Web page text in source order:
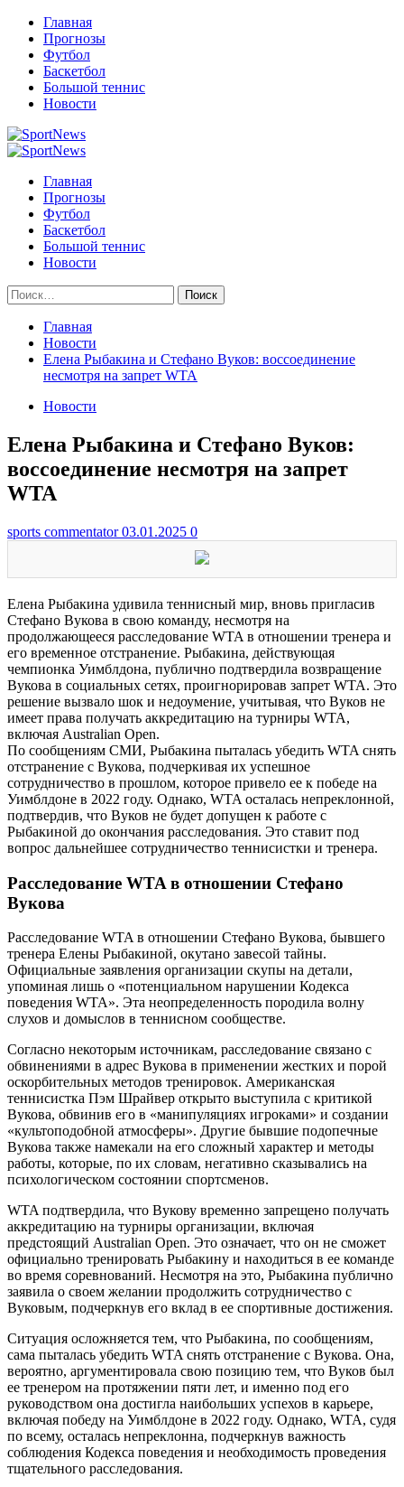
Перейти
содержимому
Главная
Прогнозы
Футбол
Баскетбол
Большой теннис
Новости
Primary
Главная
Прогнозы
Футбол
Баскетбол
Большой теннис
Новости
Найти:
Главная
Новости
Елена Рыбакина и Стефано Вуков: воссоединение
несмотря на запрет WTA
Новости
Елена Рыбакина и Стефано Вуков:
воссоединение несмотря на запрет
WTA
sports commentator03.01.2025 0
Елена Рыбакина удивила теннисный мир, вновь пригласив
Стефано Вукова в свою команду, несмотря на
продолжающееся расследование WTA в отношении тренера и
его временное отстранение. Рыбакина, действующая
чемпионка Уимблдона, публично подтвердила возвращение
Вукова в социальных сетях, проигнорировав запрет WTA. Это
решение вызвало шок и недоумение, учитывая, что Вуков не
имеет права получать аккредитацию на турниры WTA,
включая Australian Open.
По сообщениям СМИ, Рыбакина пыталась убедить WTA снять
отстранение с Вукова, подчеркивая их успешное
сотрудничество в прошлом, которое привело ее к победе на
Уимблдоне в 2022 году. Однако, WTA осталась непреклонной,
подтвердив, что Вуков не будет допущен к работе с
Рыбакиной до окончания расследования. Это ставит под
вопрос дальнейшее сотрудничество теннисистки и тренера.
Расследование WTA в отношении Стефано
Вукова
Расследование WTA в отношении Стефано Вукова, бывшего
тренера Елены Рыбакиной, окутано завесой тайны.
Официальные заявления организации скупы на детали,
упоминая лишь о «потенциальном нарушении Кодекса
поведения WTA». Эта неопределенность породила волну
слухов и домыслов в теннисном сообществе.
Согласно некоторым источникам, расследование связано с
обвинениями в адрес Вукова в применении жестких и порой
оскорбительных методов тренировок. Американская
теннисистка Пэм Шрайвер открыто выступила с критикой
Вукова, обвинив его в «манипуляциях игроками» и создании
«культоподобной атмосферы». Другие бывшие подопечные
Вукова также намекали на его сложный характер и методы
работы, которые, по их словам, негативно сказывались на
психологическом состоянии спортсменов.
WTA подтвердила, что Вукову временно запрещено получать
аккредитацию на турниры организации, включая
предстоящий Australian Open. Это означает, что он не сможет
официально тренировать Рыбакину и находиться в ее команде
во время соревнований. Несмотря на это, Рыбакина публично
заявила о своем желании продолжить сотрудничество с
Вуковым, подчеркнув его вклад в ее спортивные достижения.
Ситуация осложняется тем, что Рыбакина, по сообщениям,
сама пыталась убедить WTA снять отстранение с Вукова. Она,
вероятно, аргументировала свою позицию тем, что Вуков был
ее тренером на протяжении пяти лет, и именно под его
руководством она достигла наибольших успехов в карьере,
включая победу на Уимблдоне в 2022 году. Однако, WTA, судя
по всему, осталась непреклонна, подчеркнув важность
соблюдения Кодекса поведения и необходимость проведения
тщательного расследования.